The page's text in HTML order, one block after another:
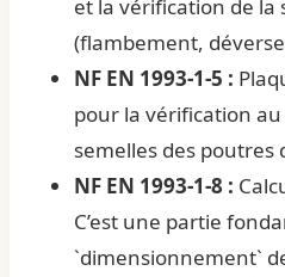
et la vérification de la
(flambement,
NF EN 1993-1-5 :
pour la vérification
semelles des poutres
NF EN 1993-1-8 :
C’est une partie
`dimensionnement`